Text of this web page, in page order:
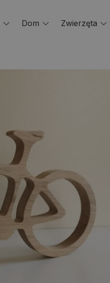
Toggle
Dom
Toggle
Zwierzęta